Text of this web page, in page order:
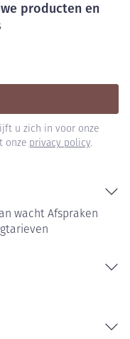
producten en
u zich in voor onze
onze privacy policy.
wacht Afspraken